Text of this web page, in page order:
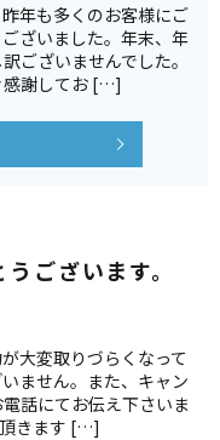
年も多くのお客様にご
ざいました。年末、年
ございませんでした。
感謝してお […]
ございます。
大変取りづらくなって
ません。また、キャン
話にてお伝え下さいま
きます […]